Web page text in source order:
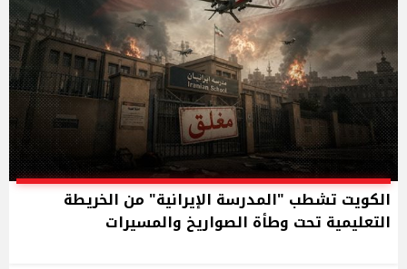
الكويت تشطب "المدرسة الإيرانية" من الخريطة
التعليمية تحت وطأة الصواريخ والمسيرات